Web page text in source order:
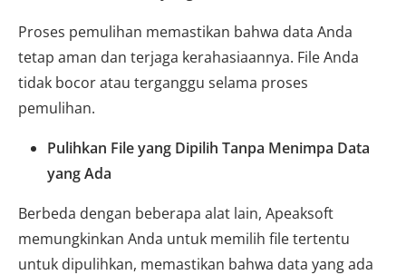
Proses pemulihan memastikan bahwa data Anda
tetap aman dan terjaga kerahasiaannya. File Anda
tidak bocor atau terganggu selama proses
pemulihan.
Pulihkan File yang Dipilih Tanpa Menimpa Data
yang Ada
Berbeda dengan beberapa alat lain, Apeaksoft
memungkinkan Anda untuk memilih file tertentu
untuk dipulihkan, memastikan bahwa data yang ada